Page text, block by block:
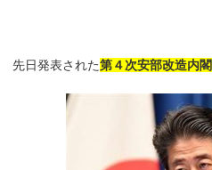
先日発表された第４次安部改造内閣